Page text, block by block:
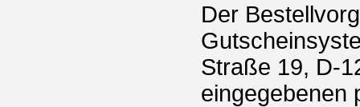
Der
Straße 19, D-
eingegebenen